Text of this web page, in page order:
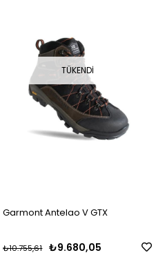
TÜKENDI
Garmont Antelao V GTX
₺9.680,05
₺10.755,61